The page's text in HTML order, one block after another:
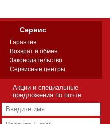
Сервис
Гарантия
Возврат и обмен
Законодательство
Сервисные центры
Акции и специальные
предложения по почте